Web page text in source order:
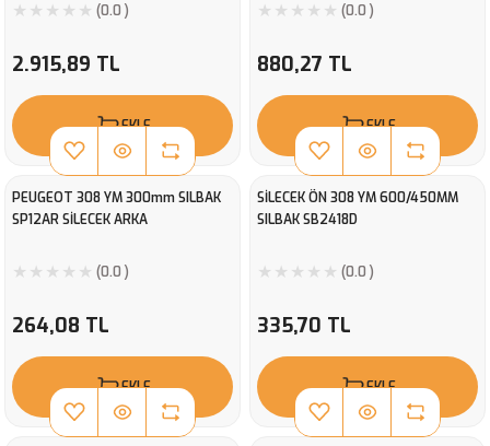
(0.0 )
2.915,89 TL
EKLE
(0.0 )
880,27 TL
EKLE
PEUGEOT 308 YM 300mm SILBAK
SP12AR SİLECEK ARKA
(0.0 )
264,08 TL
EKLE
SİLECEK ÖN 308 YM 600/450MM
SILBAK SB2418D
(0.0 )
335,70 TL
EKLE